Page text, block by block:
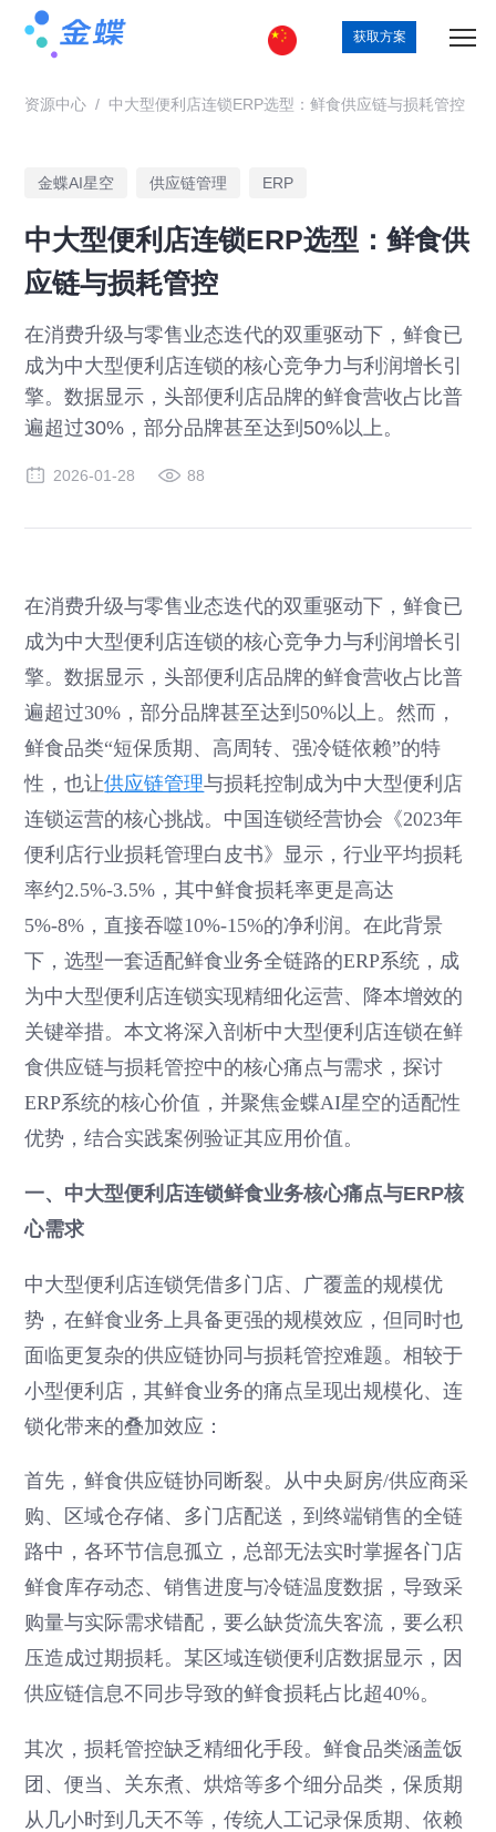
获取方案
资源中心 / 中大型便利店连锁ERP选型：鲜食供应链与损耗管控
金蝶AI星空 供应链管理 ERP
中大型便利店连锁ERP选型：鲜食供
应链与损耗管控
在消费升级与零售业态迭代的双重驱动下，鲜食已
成为中大型便利店连锁的核心竞争力与利润增长引
擎。数据显示，头部便利店品牌的鲜食营收占比普
遍超过30%，部分品牌甚至达到50%以上。
2026-01-28 88
在消费升级与零售业态迭代的双重驱动下，鲜食已
成为中大型便利店连锁的核心竞争力与利润增长引
擎。数据显示，头部便利店品牌的鲜食营收占比普
遍超过30%，部分品牌甚至达到50%以上。然而，
鲜食品类“短保质期、高周转、强冷链依赖”的特
性，也让供应链管理与损耗控制成为中大型便利店
连锁运营的核心挑战。中国连锁经营协会《2023年
便利店行业损耗管理白皮书》显示，行业平均损耗
率约2.5%-3.5%，其中鲜食损耗率更是高达
5%-8%，直接吞噬10%-15%的净利润。在此背景
下，选型一套适配鲜食业务全链路的ERP系统，成
为中大型便利店连锁实现精细化运营、降本增效的
关键举措。本文将深入剖析中大型便利店连锁在鲜
食供应链与损耗管控中的核心痛点与需求，探讨
ERP系统的核心价值，并聚焦金蝶AI星空的适配性
优势，结合实践案例验证其应用价值。
一、中大型便利店连锁鲜食业务核心痛点与ERP核
心需求
中大型便利店连锁凭借多门店、广覆盖的规模优
势，在鲜食业务上具备更强的规模效应，但同时也
面临更复杂的供应链协同与损耗管控难题。相较于
小型便利店，其鲜食业务的痛点呈现出规模化、连
锁化带来的叠加效应：
首先，鲜食供应链协同断裂。从中央厨房/供应商采
购、区域仓存储、多门店配送，到终端销售的全链
路中，各环节信息孤立，总部无法实时掌握各门店
鲜食库存动态、销售进度与冷链温度数据，导致采
购量与实际需求错配，要么缺货流失客流，要么积
压造成过期损耗。某区域连锁便利店数据显示，因
供应链信息不同步导致的鲜食损耗占比超40%。
其次，损耗管控缺乏精细化手段。鲜食品类涵盖饭
团、便当、关东煮、烘焙等多个细分品类，保质期
从几小时到几天不等，传统人工记录保质期、依赖